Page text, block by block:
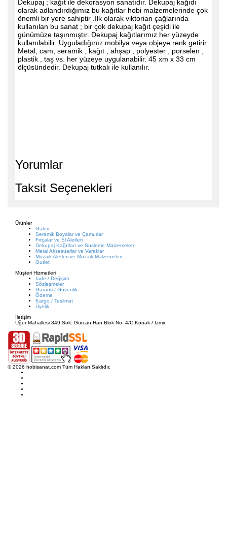
Dekupaj ; kağıt ile dekorasyon sanatıdır. Dekupaj kağıdı
olarak adlandırdığımız bu kağıtlar hobi malzemelerinde çok
önemli bir yere sahiptir .İlk olarak viktorian çağlarında
kullanılan bu sanat ; bir çok dekupaj kağıt çeşidi ile
günümüze taşınmıştır. Dekupaj kağıtlarımız her yüzeyde
kullanılabilir. Uyguladığınız mobilya veya objeye renk getirir.
Metal, cam, seramik , kağıt , ahşap , polyester , porselen ,
plastik , taş vs. her yüzeye uygulanabilir. 45 xm x 33 cm
ölçüsündedir. Dekupaj tutkalı ile kullanılır.
Yorumlar
Taksit Seçenekleri
Ürünler
Galeri
Seramik Boyalar ve Çamurlar
Fırçalar ve El Aletleri
Dekupaj Kağıtları ve Süsleme Malzemeleri
Metal Aksesuarlar ve Varaklar
Mozaik Aletleri ve Mozaik Malzemeleri
Outlet
Müşteri Hizmetleri
İade / Değişim
Sözleşmeler
Garanti / Güvenlik
Ödeme
Kargo / Teslimat
Üyelik
İletişim
Uğur Mahallesi 849 Sok. Gürcan Han Blok No: 4/C Konak / İzmir
© 2026 hobisanat.com Tüm Hakları Saklıdır.